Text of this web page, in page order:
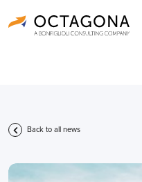
Back to all news